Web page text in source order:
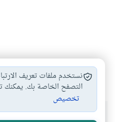
الفقراء # طب المساكين #
نستخدم ملفات تعريف
التصفح الخاصة بك.
تخصيص